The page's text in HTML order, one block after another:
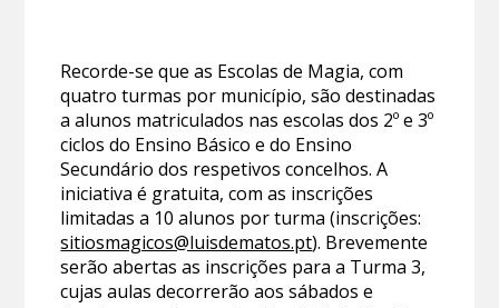
Recorde-se que as Escolas de Magia, com
quatro turmas por município, são destinadas
a alunos matriculados nas escolas dos 2º e 3º
ciclos do Ensino Básico e do Ensino
Secundário dos respetivos concelhos. A
iniciativa é gratuita, com as inscrições
limitadas a 10 alunos por turma (inscrições:
sitiosmagicos@luisdematos.pt). Brevemente
serão abertas as inscrições para a Turma 3,
cujas aulas decorrerão aos sábados e